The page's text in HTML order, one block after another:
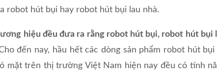
robot hút bụi hay robot hút bụi lau nhà.
hiệu đều đưa ra rằng robot hút bụi, robot hút bụi
đến nay, hầu hết các dòng sản phẩm robot hút bụi
mặt trên thị trường Việt Nam hiện nay đều có tính